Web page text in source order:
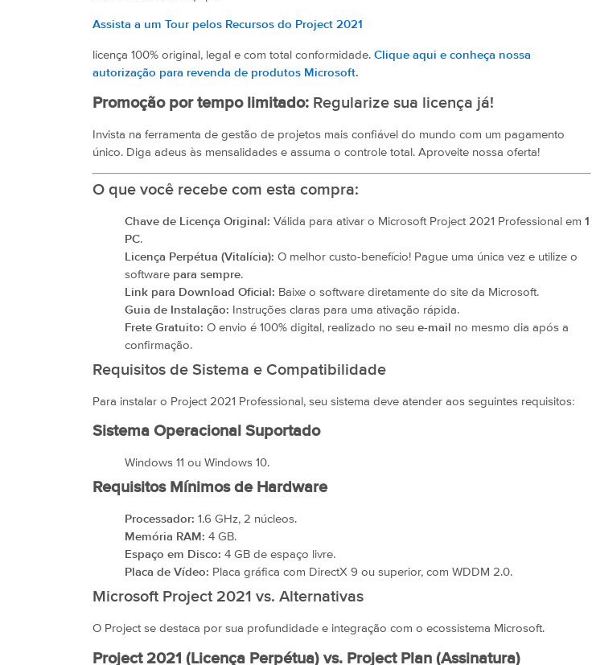
Assista a um Tour pelos Recursos do Project 2021
licença 100% original, legal e com total conformidade. Clique aqui e conheça nossa
autorização para revenda de produtos Microsoft.
Promoção por tempo limitado: Regularize sua licença já!
Invista na ferramenta de gestão de projetos mais confiável do mundo com um pagamento
único. Diga adeus às mensalidades e assuma o controle total. Aproveite nossa oferta!
O que você recebe com esta compra:
Chave de Licença Original: Válida para ativar o Microsoft Project 2021 Professional em 1
PC.
Licença Perpétua (Vitalícia): O melhor custo-benefício! Pague uma única vez e utilize o
software para sempre.
Link para Download Oficial: Baixe o software diretamente do site da Microsoft.
Guia de Instalação: Instruções claras para uma ativação rápida.
Frete Gratuito: O envio é 100% digital, realizado no seu e-mail
no mesmo dia após a
confirmação.
Requisitos de Sistema e Compatibilidade
Para instalar o Project 2021 Professional, seu sistema deve atender aos seguintes requisitos:
Sistema Operacional Suportado
Windows 11 ou Windows 10.
Requisitos Mínimos de Hardware
Processador: 1.6 GHz, 2 núcleos.
Memória RAM: 4 GB.
Espaço em Disco: 4 GB de espaço livre.
Placa de Vídeo: Placa gráfica com DirectX 9 ou superior, com WDDM 2.0.
Microsoft Project 2021 vs. Alternativas
O Project se destaca por sua profundidade e integração com o ecossistema Microsoft.
Project 2021 (Licença Perpétua) vs. Project Plan (Assinatura)